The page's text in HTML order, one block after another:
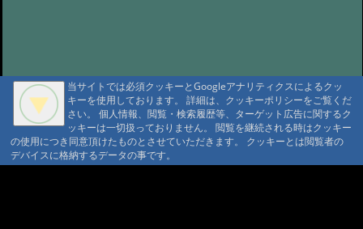
#34:本日の雨飾温泉 @ '22 12/16 07:18
#33: 今期の営業は11/13まで
@ '22 11/3 09:34
#32:全国旅行支援
#31:14日 オープン
当サイトでは必須クッキーとGoogleアナリティクスによるクッ
キーを使用しております。 詳細は、クッキーポリシーをご覧くだ
さい。 個人情報、閲覧・検索履歴等、ターゲット広告に関するク
ッキーは一切扱っておりません。 閲覧を継続される時はクッキー
の使用につき同意頂けたものとさせていただきます。 クッキーとは閲覧者の
デバイスに格納するデータの事です。